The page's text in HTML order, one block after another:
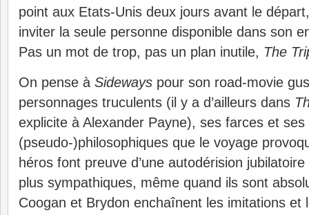
point aux Etats-Unis deux jours avant le
inviter la seule personne disponible dans son
Pas un mot de trop, pas un plan inutile, The
On pense à Sideways pour son road-movie
personnages truculents (il y a d’ailleurs dans
explicite à Alexander Payne), ses farces et ses
(pseudo-)philosophiques que le voyage
héros font preuve d’une autodérision
plus sympathiques, même quand ils sont
Coogan et Brydon enchaînent les imitations et